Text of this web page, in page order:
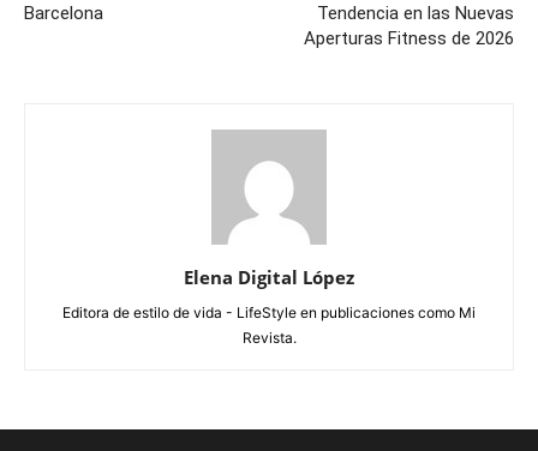
Barcelona
Tendencia en las Nuevas
Aperturas Fitness de 2026
Elena Digital López
Editora de estilo de vida - LifeStyle en publicaciones como Mi
Revista.